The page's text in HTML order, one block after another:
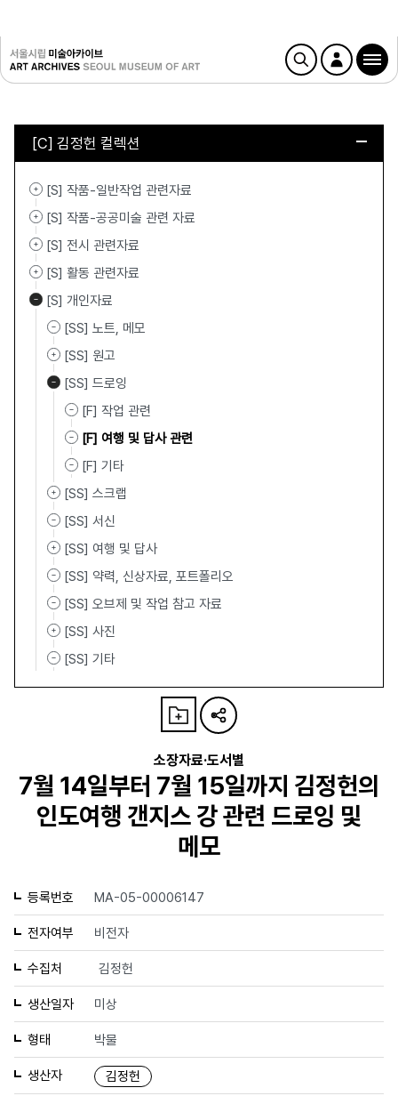
[C] 김정헌 컬렉션
[S] 작품-일반작업 관련자료
[S] 작품-공공미술 관련 자료
[S] 전시 관련자료
[S] 활동 관련자료
[S] 개인자료
[SS] 노트, 메모
[SS] 원고
[SS] 드로잉
[F] 작업 관련
[F] 여행 및 답사 관련
[F] 기타
[SS] 스크랩
[SS] 서신
[SS] 여행 및 답사
[SS] 약력, 신상자료, 포트폴리오
[SS] 오브제 및 작업 참고 자료
[SS] 사진
[SS] 기타
소장자료·도서별
7월 14일부터 7월 15일까지 김정헌의
인도여행 갠지스 강 관련 드로잉 및
메모
등록번호 MA-05-00006147
전자여부 비전자
수집처 김정헌
생산일자 미상
형태 박물
생산자 김정헌